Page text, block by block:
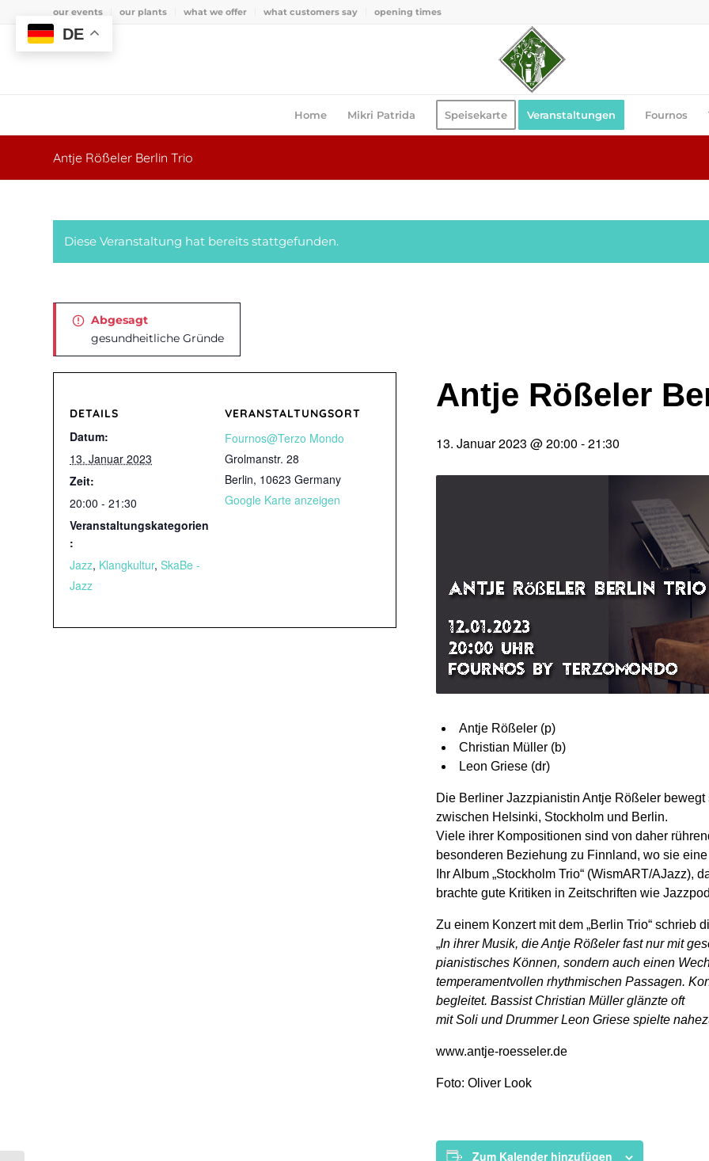
our events our plants what we offer what customers say opening times
Home Mikri Patrida Speisekarte Veranstaltungen Fournos
Antje Rößeler Berlin Trio
Diese Veranstaltung hat bereits stattgefunden.
Abgesagt
gesundheitliche Gründe
Antje Rößeler
13. Januar 2023 @ 20:00 -21:30
Antje Rößeler (p)
Christian Müller (b)
Leon Griese (dr)
Die Berliner Jazzpianistin Antje Rößeler bewegt
zwischen Helsinki, Stockholm und Berlin.
Viele ihrer Kompositionen sind von daher
besonderen Beziehung zu Finnland, wo sie
Ihr Album „Stockholm Trio“ (WismART/AJazz),
brachte gute Kritiken in Zeitschriften wie
Zu einem Konzert mit dem „Berlin Trio“ schrieb
„In ihrer Musik, die Antje Rößeler fast nur mit
pianistisches Können, sondern auch einen
temperamentvollen rhythmischen Passagen.
begleitet. Bassist Christian Müller glänzte oft
mit Soli und Drummer Leon Griese spielte
www.antje-roesseler.de
Foto: Oliver Look
Zum Kalender hinzufügen
DETAILS
Datum:
13. Januar 2023
Zeit:
20:00 - 21:30
Veranstaltungskategorien
:
Jazz, Klangkultur, SkaBe -
Jazz
VERANSTALTUNGSORT
Fournos@Terzo Mondo
Grolmanstr. 28
Berlin, 10623 Germany
Google Karte anzeigen
DE